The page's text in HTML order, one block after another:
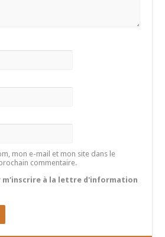
mon e-mail et mon site dans le
commentaire.
m'inscrire à la lettre d'information